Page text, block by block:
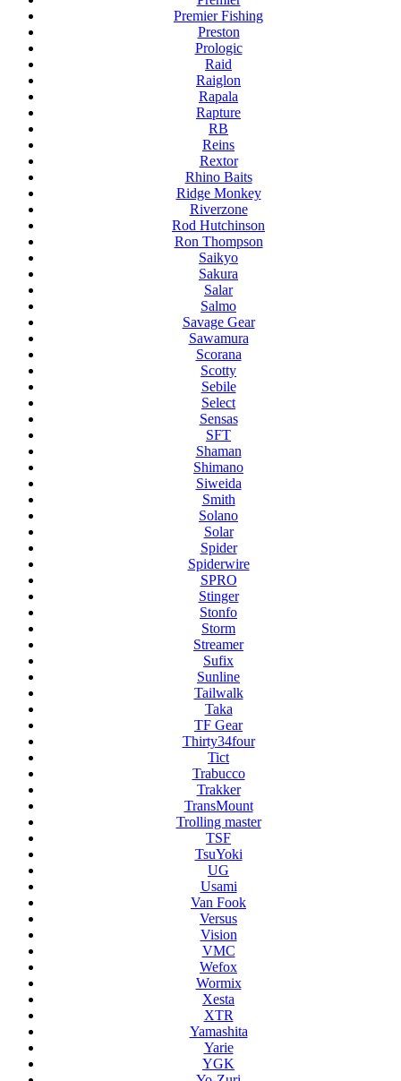
Premier Fishing
Preston
Prologic
Raid
Raiglon
Rapala
Rapture
RB
Reins
Rextor
Rhino Baits
Ridge Monkey
Riverzone
Rod Hutchinson
Ron Thompson
Saikyo
Sakura
Salar
Salmo
Savage Gear
Sawamura
Scorana
Scotty
Sebile
Select
Sensas
SFT
Shaman
Shimano
Siweida
Smith
Solano
Solar
Spider
Spiderwire
SPRO
Stinger
Stonfo
Storm
Streamer
Sufix
Sunline
Tailwalk
Taka
TF Gear
Thirty34four
Tict
Trabucco
Trakker
TransMount
Trolling master
TSF
TsuYoki
UG
Usami
Van Fook
Versus
Vision
VMC
Wefox
Wormix
Xesta
XTR
Yamashita
Yarie
YGK